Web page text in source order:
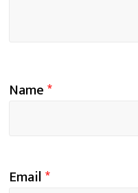
Name*
Email*